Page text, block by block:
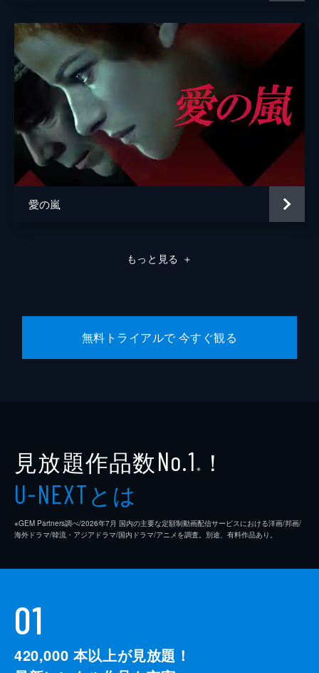
愛の嵐
もっと見る ＋
無料トライアルで 今すぐ観る
見放題作品数No.1 ※ ！
U-NEXTとは
※GEM Partners調べ/2026年7⽉ 国内の主要な定額制動画配信サービスにおける洋画/邦画/
海外ドラマ/韓流・アジアドラマ/国内ドラマ/アニメを調査。別途、有料作品あり。
01
420,000 本以上が見放題！